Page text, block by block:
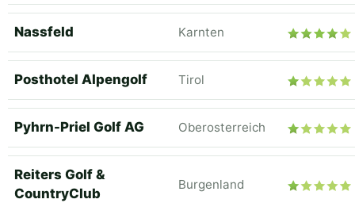
Nassfeld Karnten
Posthotel Alpengolf Tirol
Pyhrn-Priel Golf AG Oberosterreich
Reiters Golf &
CountryClub
Burgenland